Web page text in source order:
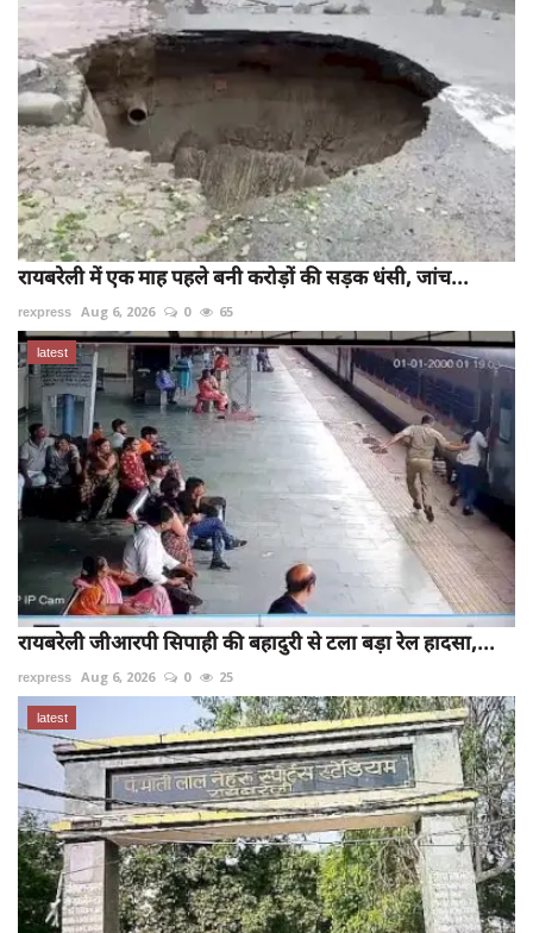
रायबरेली में एक माह पहले बनी करोड़ों की सड़क धंसी, जांच...
rexpress Aug 6, 2026 0 65
latest
रायबरेली जीआरपी सिपाही की बहादुरी से टला बड़ा रेल हादसा,...
rexpress Aug 6, 2026 0 25
latest